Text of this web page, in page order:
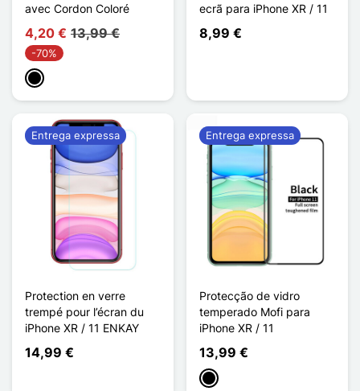
avec Cordon Coloré
4,20 € 13,99 €
-70%
Preto
ecrã para iPhone XR / 11
8,99 €
Protection en verre
trempé pour l’écran du
iPhone XR / 11 ENKAY
14,99 €
Entrega expressa
Protecção de vidro
temperado Mofi para
iPhone XR / 11
13,99 €
Preto
Entrega expressa